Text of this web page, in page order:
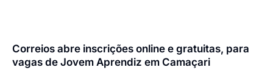
Correios abre inscrições online e gratuitas, para
vagas de Jovem Aprendiz em Camaçari